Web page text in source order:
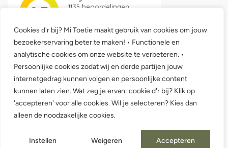
Cookies d'r bij? Mi Toetie maakt gebruik van cookies om jouw
bezoekerservaring beter te maken! • Functionele en
analytische cookies om onze website te verbeteren. •
Persoonlijke cookies zodat wij en derde partijen jouw
internetgedrag kunnen volgen en persoonlijke content
kunnen laten zien. Wat zeg je ervan: cookie d'r bij? Klik op
'accepteren' voor alle cookies. Wil je selecteren? Kies dan
alleen de noodzakelijke cookies.
Instellen Weigeren Accepteren
Algemene voorwaarden •
© 2026 Mi Toetie Babykleding en Kinderkleding